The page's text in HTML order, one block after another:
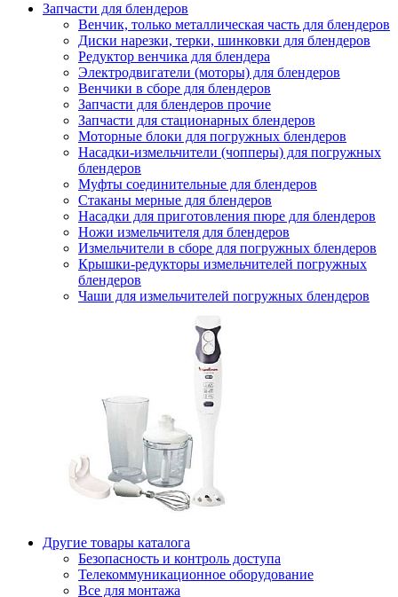
Запчасти для блендеров
Венчик, только металлическая часть для блендеров
Диски нарезки, терки, шинковки для блендеров
Редуктор венчика для блендера
Электродвигатели (моторы) для блендеров
Венчики в сборе для блендеров
Запчасти для блендеров прочие
Запчасти для стационарных блендеров
Моторные блоки для погружных блендеров
Насадки-измельчители (чопперы) для погружных
блендеров
Муфты соединительные для блендеров
Стаканы мерные для блендеров
Насадки для приготовления пюре для блендеров
Ножи измельчителя для блендеров
Измельчители в сборе для погружных блендеров
Крышки-редукторы измельчителей погружных
блендеров
Чаши для измельчителей погружных блендеров
Другие товары каталога
Безопасность и контроль доступа
Телекоммуникационное оборудование
Все для монтажа